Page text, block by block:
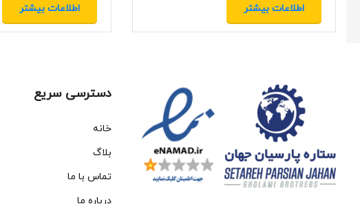
اطلاعات بیشتر اطلاعات بیشتر
دسترسی سریع
خانه
بلاگ
تماس با ما
درباره ما